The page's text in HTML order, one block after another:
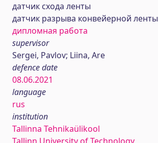
датчик схода ленты
датчик разрыва конвейерной ленты
дипломная работа
supervisor
Sergei, Pavlov; Liina, Are
defence date
08.06.2021
language
rus
institution
Tallinna Tehnikaülikool